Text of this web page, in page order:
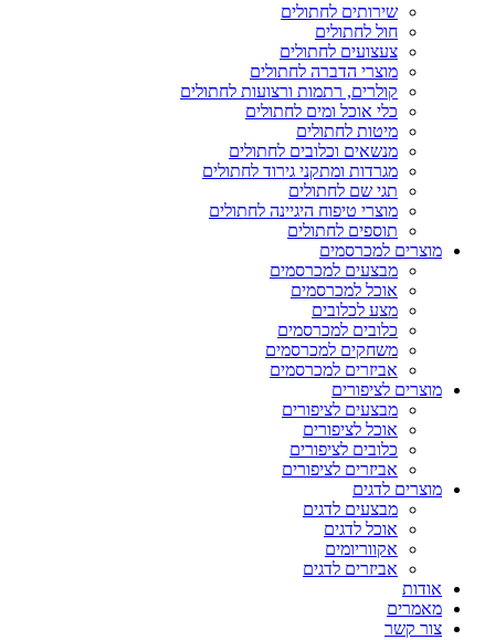
שירותים לחתולים
חול לחתולים
צעצועים לחתולים
מוצרי הדברה לחתולים
קולרים, רתמות ורצועות לחתולים
כלי אוכל ומים לחתולים
מיטות לחתולים
מנשאים וכלובים לחתולים
מגרדות ומתקני גירוד לחתולים
תגי שם לחתולים
מוצרי טיפוח היגיינה לחתולים
תוספים לחתולים
מוצרים למכרסמים
מבצעים למכרסמים
אוכל למכרסמים
מצע לכלובים
כלובים למכרסמים
משחקים למכרסמים
אביזרים למכרסמים
מוצרים לציפורים
מבצעים לציפורים
אוכל לציפורים
כלובים לציפורים
אביזרים לציפורים
מוצרים לדגים
מבצעים לדגים
אוכל לדגים
אקווריומים
אביזרים לדגים
אודות
מאמרים
צור קשר